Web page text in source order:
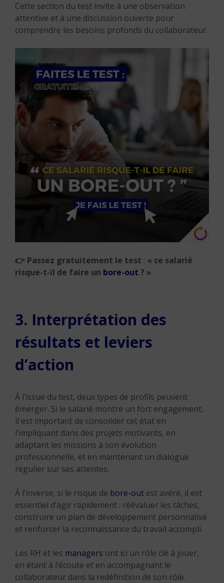
Cette section du test invite à une observation
attentive et à une discussion ouverte pour
comprendre les besoins profonds du collaborateur.
👉 Passez gratuitement le test : « ce salarié
risque-t-il de faire un bore-out ? »
3. Interprétation des
résultats et leviers
d’action
À l’issue du test, deux types de profils peuvent
émerger. Si le salarié montre un fort engagement,
il est important de consolider cet état en
l’impliquant dans des projets motivants, en
adaptant les missions à son évolution
professionnelle, et en maintenant un dialogue
régulier sur ses attentes.
À l’inverse, si le risque de bore-out est avéré, il est
essentiel d’agir rapidement : réévaluer les tâches,
construire un plan de développement personnalisé
et renforcer la reconnaissance du travail accompli.
Les RH et les managers ont ici un rôle clé à jouer,
en étant à l’écoute et en accompagnant le
collaborateur dans la redéfinition de son rôle.